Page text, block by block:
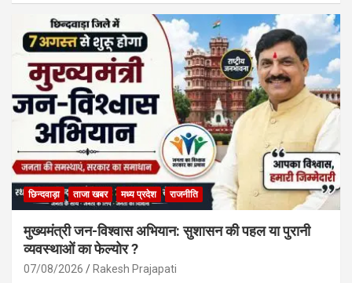
ce
b
o
o
k
at
s
A
p
p
ail ar
e
छिन्दवाड़ा ताजा खबर मध्य प्रदेश राजनीति
मुख्यमंत्री जन-विश्वास अभियान: सुशासन की पहल या पुरानी
व्यवस्थाओं का फेल्योर ?
07/08/2026 Rakesh Prajapati